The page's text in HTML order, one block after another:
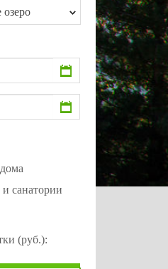
санатории
(руб.):